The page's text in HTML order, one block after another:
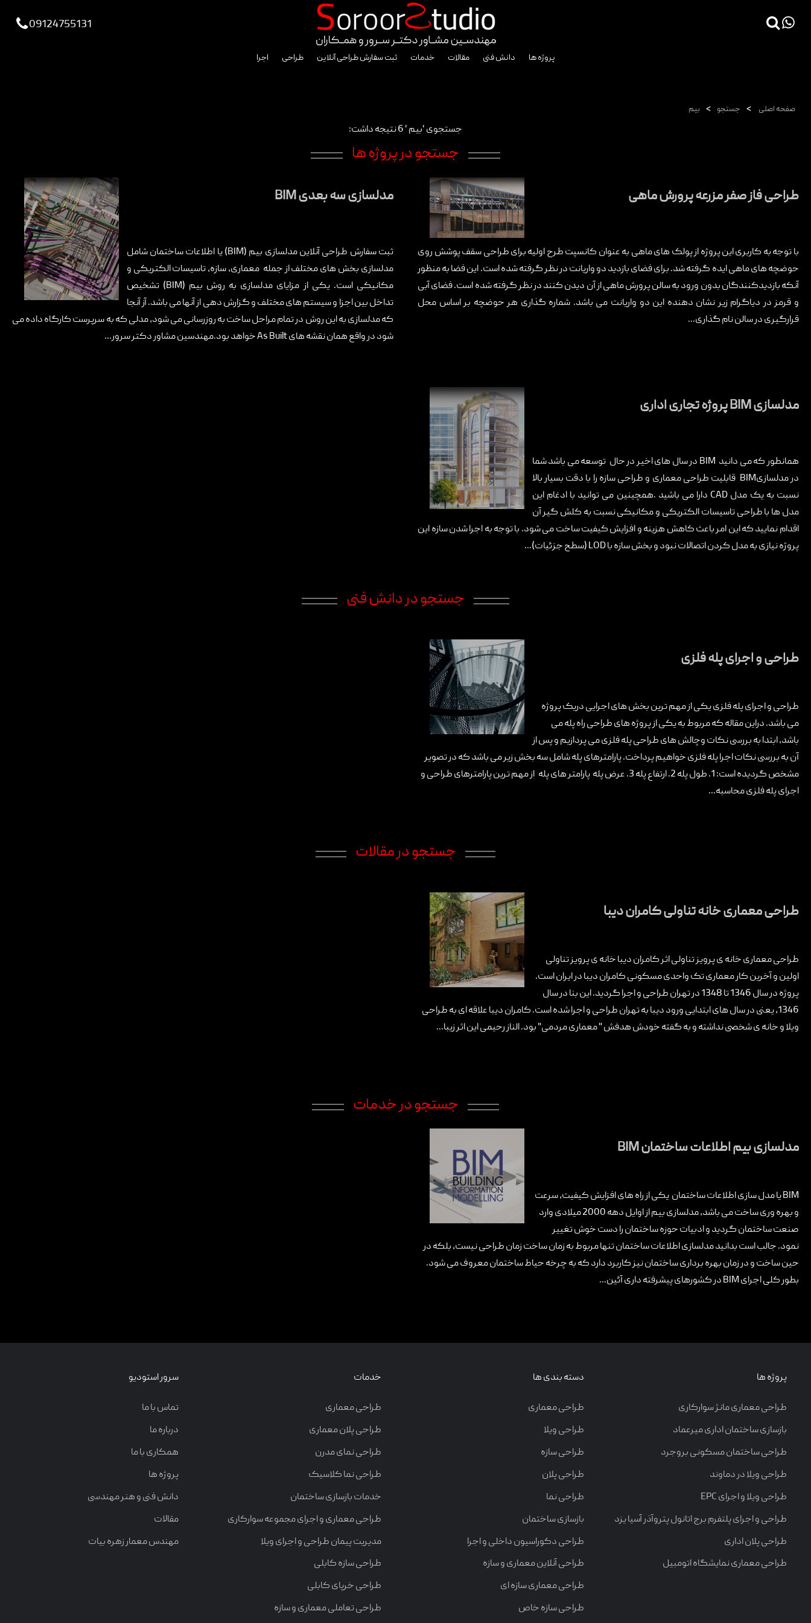
09124755131
پروژه ها دانش فنی مقالات خدمات ثبت سفارش طراحی آنلاین طراحی اجرا
×
دانش فنی
درباره ما
تماس با ما
صفحه اصلی > جستجو > بیم
جستجوی 'بیم ' 6 نتیجه داشت:
جستجو در پروژه ها
طراحی فاز صفر مزرعه پرورش ماهی
با توجه به کاربری این پروژه از پولک های ماهی به عنوان کانسپت طرح اولیه برای طراحی سقف پوشش روی
حوضچه های ماهی ایده گرفته شد. برای فضای بازدید دو واریانت در نظر گرفته شده است. این فضا به منظور
آنکه بازدیدکنندگان بدون ورود به سالن پرورش ماهی از آن دیدن کنند در نظر گرفته شده است. فضای آبی
و قرمز در دیاگرام زیر نشان دهنده این دو واریانت می باشد. شماره گذاری هر حوضچه بر اساس محل
قرارگیری در سالن نام گذاری...
مدلسازی سه بعدی BIM
ثبت سفارش طراحی آنلاین مدلسازی بیم (BIM) یا اطلاعات ساختمان شامل
مدلسازی بخش های مختلف از جمله معماری، سازه، تاسیسات الکتریکی و
مکانیکی است. یکی از مزایای مدلسازی به روش بیم (BIM) تشخیص
تداخل بین اجزا و سیستم های مختلف و گزارش دهی از آنها می باشد. آز آنجا
که مدلسازی به این روش در تمام مراحل ساخت به روزرسانی می شود، مدلی که به سرپرست کارگاه داده می
شود در واقع همان نقشه های As Built خواهد بود.مهندسین مشاور دکتر سرور...
مدلسازی BIM پروژه تجاری اداری
همانطور که می دانید BIM در سال های اخیر در حال توسعه می باشد شما
در مدلسازیBIM قابلیت طراحی معماری و طراحی سازه را با دقت بسیار بالا
نسبت به یک مدل CAD دارا می باشید .همچینین می توانید با ادغام این
مدل ها با طراحی تاسیسات الکتریکی و مکانیکی نسبت به کلش گیر آن
اقدام نمایید که این امر باعث کاهش هزینه و افزایش کیفیت ساخت می شود. با توجه به اجرا شدن سازه این
پروژه نیازی به مدل کردن اتصالات نبود و بخش سازه با LOD (سطح جزئیات)...
جستجو در دانش فنی
طراحی و اجرای پله فلزی
طراحی و اجرای پله فلزی یکی از مهم ترین بخش های اجرایی دریک پروژه
می باشد. دراین مقاله که مربوط به یکی از پروژه های طراحی راه پله می
باشد، ابتدا به بررسی نکات وچالش های طراحی پله فلزی می پردازیم و پس از
آن به بررسی نکات اجرا پله فلزی خواهیم پرداخت. پارامترهای پله شامل سه بخش زیر می باشد که در تصویر
مشخص گردیده است: 1. طول پله 2. ارتفاع پله 3. عرض پله پارامتر های پله از مهم ترین پارامترهای طراحی و
اجرای پله فلزی محاسبه...
جستجو در مقالات
طراحی معماری خانه تناولی کامران دیبا
طراحی معماری خانه ی پرویز تناولی اثر کامران دیبا خانه ی پرویز تناولی
اولین و آخرین کار معماری تک واحدی مسکونی کامران دیبا در ایران است.
پروژه در سال 1346 تا 1348 در تهران طراحی و اجرا گردید. این بنا در سال
1346، یعنی در سال های ابتدایی ورود دیبا به تهران طراحی و اجرا شده است. کامران دیبا علاقه ای به طراحی
ویلا و خانه ی شخصی نداشته و به گفته خودش هدفش " معماری مردمی" بود. الناز رحیمی این اثر زیبا...
جستجو در خدمات
مدلسازی بیم اطلاعات ساختمان BIM
BIM یا مدل سازی اطلاعات ساختمان یکی از راه های افزایش کیفیت، سرعت
و بهره وری ساخت می باشد، مدلسازی بیم از اوایل دهه 2000 میلادی وارد
صنعت ساختمان گردید و ادبیات حوزه ساختمان را دست خوش تغییر
نمود. جالب است بدانید مدلسازی اطلاعات ساختمان تنها مربوط به زمان ساخت زمان طراحی نیست، بلکه در
حین ساخت و در زمان بهره برداری ساختمان نیز کاربرد دارد که به چرخه حیاط ساختمان معروف می شود.
بطور کلی اجرای BIM در کشورهای پیشرفته داری آئین...
پروژه ها
طراحی معماری مانژ سوارکاری
بازسازی ساختمان اداری میرعماد
طراحی ساختمان مسکونی بروجرد
طراحی ویلا در دماوند
طراحی ویلا و اجرای EPC
طراحی و اجرای پلتفرم برج اتانول پتروآذر آسیا یزد
طراحی پلان اداری
طراحی معماری نمایشگاه اتومبیل
دسته بندی ها
طراحی معماری
طراحی ویلا
طراحی سازه
طراحی پلان
طراحی نما
بازسازی ساختمان
طراحی دکوراسیون داخلی و اجرا
طراحی آنلاین معماری و سازه
طراحی معماری سازه ای
طراحی سازه خاص
خدمات
طراحی معماری
طراحی پلان معماری
طراحی نمای مدرن
طراحی نما کلاسیک
خدمات بازسازی ساختمان
طراحی معماری و اجرای مجموعه سوارکاری
مدیریت پیمان طراحی و اجرای ویلا
طراحی سازه کابلی
طراحی خرپای کابلی
طراحی تعاملی معماری و سازه
سرور استودیو
تماس با ما
درباره ما
همکاری با ما
پروژه ها
دانش فنی و هنر مهندسی
مقالات
مهندس معمار زهره بیات